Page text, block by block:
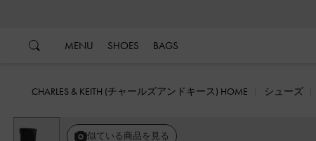
MENU SHOES BAGS
CHARLES & KEITH (チャールズアンドキース) HOME シューズ
戻る 似ている商品を見る